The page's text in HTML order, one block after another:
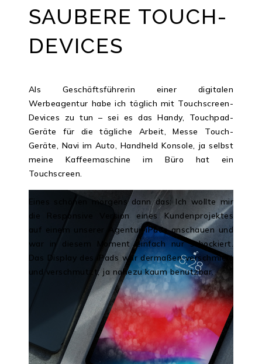
SAUBERE TOUCH-
DEVICES
Als Geschäftsführerin einer digitalen
Werbeagentur habe ich täglich mit Touchscreen-
Devices zu tun – sei es das Handy, Touchpad-
Geräte für die tägliche Arbeit, Messe Touch-
Geräte, Navi im Auto, Handheld Konsole, ja selbst
meine Kaffeemaschine im Büro hat ein
Touchscreen.
Eines schönen morgens dann das: Ich wollte mir
die Responsive Version eines Kundenprojektes
auf einem unserer Agentur-iPads anschauen und
war in diesem Moment einfach nur schockiert.
Das Display des iPads war dermaßen verschmiert
und verschmutzt, ja nahezu kaum benutzbar.